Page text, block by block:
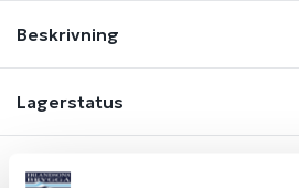
Beskrivning
Lagerstatus
Fråga om produkt